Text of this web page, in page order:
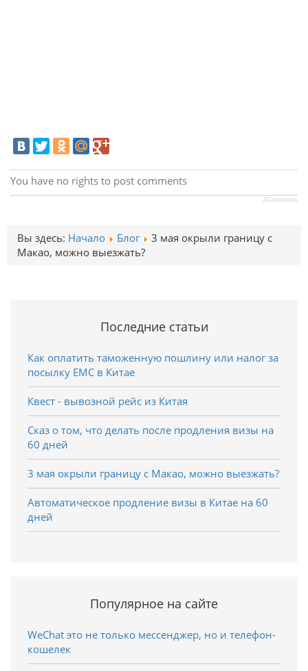
You have no rights to post comments
JComments
Вы здесь: Начало Блог
3 мая окрыли границу с
Макао, можно выезжать?
Последние статьи
Как оплатить таможенную пошлину или налог за
посылку EMC в Китае
Квест - вывозной рейс из Китая
Сказ о том, что делать после продления визы на
60 дней
3 мая окрыли границу с Макао, можно выезжать?
Автоматическое продление визы в Китае на 60
дней
Популярное на сайте
WeChat это не только мессенджер, но и телефон-
кошелек